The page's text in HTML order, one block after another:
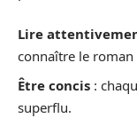
Lire
connaître le
Être concis :
superflu.